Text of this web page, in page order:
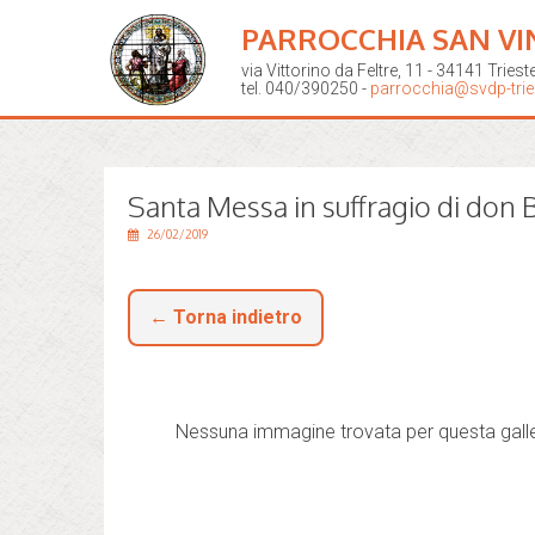
PARROCCHIA SAN
via Vittorino da Feltre, 11 - 34141
tel. 040/390250 - parrocchia@svdp-
Santa Messa in suffragio di don
26/02/2019
← Torna indietro
Nessuna immagine trovata per questa